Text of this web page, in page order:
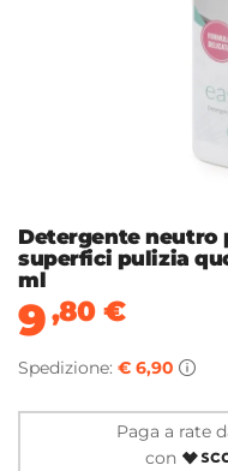
Detergente neutro
superfici pulizia
ml
9,80 €
Spedizione: € 6,90
Paga a rate
con